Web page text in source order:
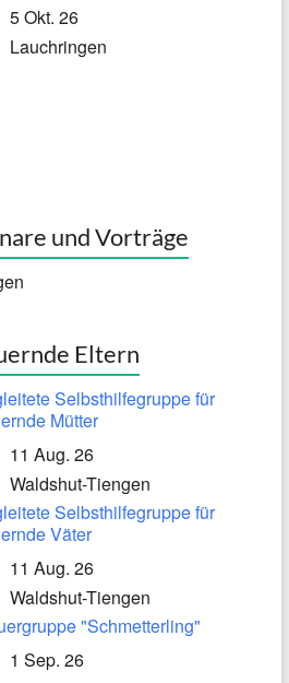
5 Okt. 26
Lauchringen
und Vorträge
Eltern
Selbsthilfegruppe für
Mütter
11 Aug. 26
Waldshut-Tiengen
Selbsthilfegruppe für
Väter
11 Aug. 26
Waldshut-Tiengen
"Schmetterling"
1 Sep. 26